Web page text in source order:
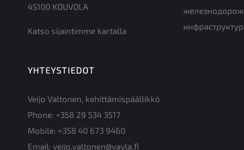
45100 KOUVOLA
Katso sijaintimme kartalla
YHTEYSTIEDOT
Veijo Valtonen, kehittämispäällikkö
Phone: +358 29 534 3517
Mobile: +358 40 673 9460
Email: veijo.valtonen@vayla.fi